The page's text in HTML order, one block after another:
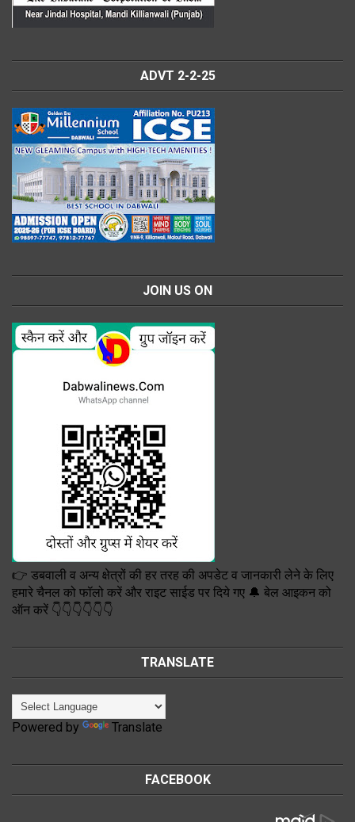
ADVT 2-2-25
JOIN US ON
👉 डबवाली व अन्य क्षेत्रों की हर तरह की अपडेट व जानकारी लेने के लिए
हमारे चैनल को फॉलो करें और राइट साईड पर दिये गए 🔔 बेल आइकन को
ऑन करें 👇👇👇👇👇👇
TRANSLATE
Powered by Translate
FACEBOOK